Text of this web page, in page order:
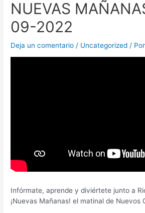
NUEVAS
09-2022
Deja un comentario / Uncategorized / Por
Infórmate, aprende y diviértete junto a
¡Nuevas Mañanas! el matinal de Nuevos